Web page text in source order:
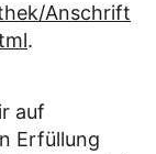
Anschrift
.
auf
Erfüllung